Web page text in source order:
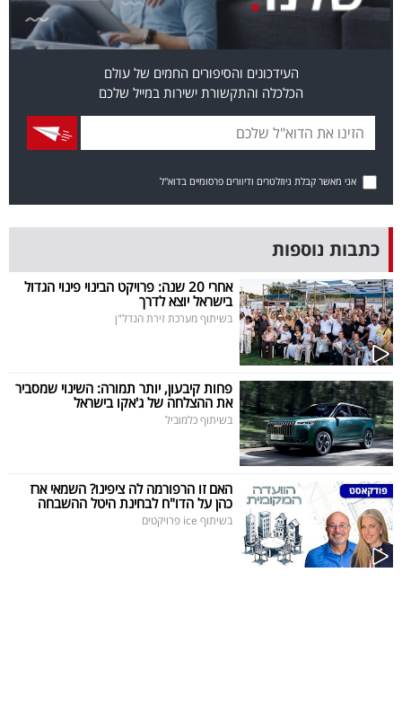
אחרינו:
העידכונים והסיפורים החמים של עולם
הכלכלה והתקשורת ישירות במייל שלכם
אני מאשר קבלת ניוזלטרים ודיוורים פרסומיים בדוא"ל
כתבות נוספות
אחרי 20 שנה: פרויקט הבינוי פינוי הגדול
בישראל יוצא לדרך
בשיתוף מערכת זירת הנדל"ן
פחות קיבעון, יותר תמורה: השינוי שמסביר
את ההצלחה של ג'אקו בישראל
בשיתוף כלמוביל
האם זו הרפורמה לה ציפינו? השמאי ארז
כהן על הדו"ח לבחינת היטל ההשבחה
בשיתוף ice פרויקטים